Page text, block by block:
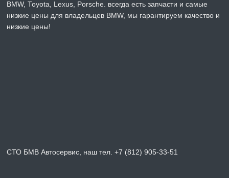
BMW, Toyota, Lexus, Porsche. всегда есть запчасти и самые
низкие цены для владельцев BMW, мы гарантируем качество и
низкие цены!
СТО БМВ Автосервис, наш тел. +7 (812) 905-33-51